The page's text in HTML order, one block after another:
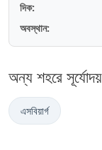
দিক:
অবস্থান:
অন্য শহরে
এসবিয়ার্গ